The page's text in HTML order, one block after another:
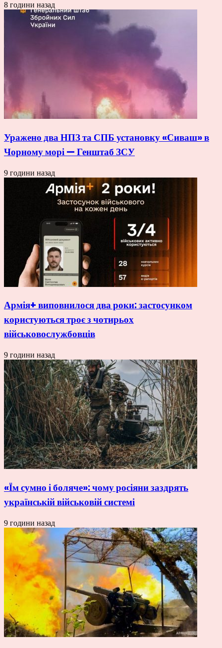
8 години назад
Уражено два НПЗ та СПБ установку «Сиваш» в
Чорному морі — Генштаб ЗСУ
9 години назад
Армія+ виповнилося два роки: застосунком
користуються троє з чотирьох
військовослужбовців
9 години назад
«Їм сумно і боляче»: чому росіяни заздрять
українській військовій системі
9 години назад